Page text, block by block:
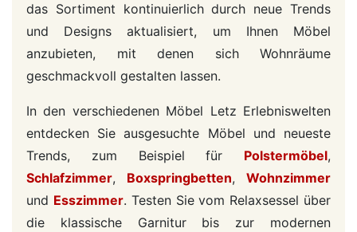
das Sortiment kontinuierlich durch neue Trends
und Designs aktualisiert, um Ihnen Möbel
anzubieten, mit denen sich Wohnräume
geschmackvoll gestalten lassen.
In den verschiedenen Möbel Letz Erlebniswelten
entdecken Sie ausgesuchte Möbel und neueste
Trends, zum Beispiel für Polstermöbel,
Schlafzimmer, Boxspringbetten, Wohnzimmer
und Esszimmer. Testen Sie vom Relaxsessel über
die klassische Garnitur bis zur modernen